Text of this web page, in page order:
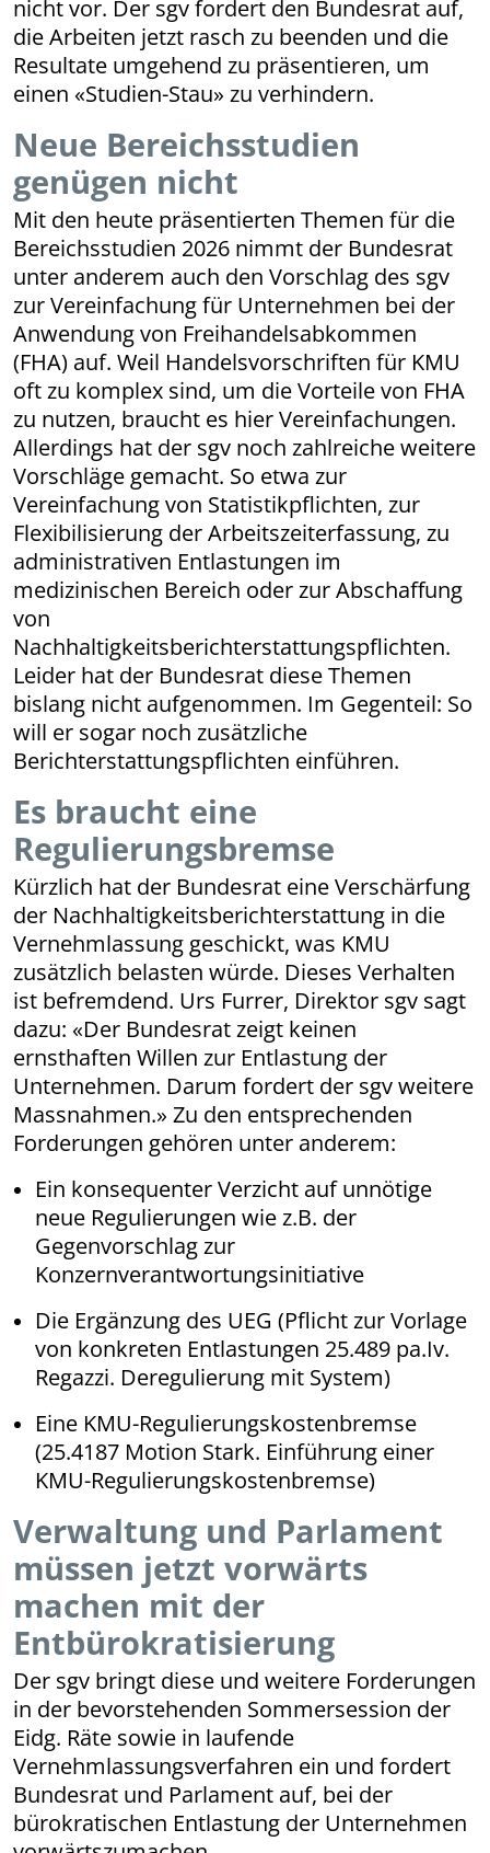
nicht vor. Der sgv fordert den Bundesrat auf,
die Arbeiten jetzt rasch zu beenden und die
Resultate umgehend zu präsentieren, um
einen «Studien-Stau» zu verhindern.
Neue Bereichsstudien
genügen nicht
Mit den heute präsentierten Themen für die
Bereichsstudien 2026 nimmt der Bundesrat
unter anderem auch den Vorschlag des sgv
zur Vereinfachung für Unternehmen bei der
Anwendung von Freihandelsabkommen
(FHA) auf. Weil Handelsvorschriften für KMU
oft zu komplex sind, um die Vorteile von FHA
zu nutzen, braucht es hier Vereinfachungen.
Allerdings hat der sgv noch zahlreiche weitere
Vorschläge gemacht. So etwa zur
Vereinfachung von Statistikpflichten, zur
Flexibilisierung der Arbeitszeiterfassung, zu
administrativen Entlastungen im
medizinischen Bereich oder zur Abschaffung
von
Nachhaltigkeitsberichterstattungspflichten.
Leider hat der Bundesrat diese Themen
bislang nicht aufgenommen. Im Gegenteil: So
will er sogar noch zusätzliche
Berichterstattungspflichten einführen.
Es braucht eine
Regulierungsbremse
Kürzlich hat der Bundesrat eine Verschärfung
der Nachhaltigkeitsberichterstattung in die
Vernehmlassung geschickt, was KMU
zusätzlich belasten würde. Dieses Verhalten
ist befremdend. Urs Furrer, Direktor sgv sagt
dazu: «Der Bundesrat zeigt keinen
ernsthaften Willen zur Entlastung der
Unternehmen. Darum fordert der sgv weitere
Massnahmen.» Zu den entsprechenden
Forderungen gehören unter anderem:
Ein konsequenter Verzicht auf unnötige
neue Regulierungen wie z.B. der
Gegenvorschlag zur
Konzernverantwortungsinitiative
Die Ergänzung des UEG (Pflicht zur Vorlage
von konkreten Entlastungen 25.489 pa.Iv.
Regazzi. Deregulierung mit System)
Eine KMU-Regulierungskostenbremse
(25.4187 Motion Stark. Einführung einer
KMU-Regulierungskostenbremse)
Verwaltung und Parlament
müssen jetzt vorwärts
machen mit der
Entbürokratisierung
Der sgv bringt diese und weitere Forderungen
in der bevorstehenden Sommersession der
Eidg. Räte sowie in laufende
Vernehmlassungsverfahren ein und fordert
Bundesrat und Parlament auf, bei der
bürokratischen Entlastung der Unternehmen